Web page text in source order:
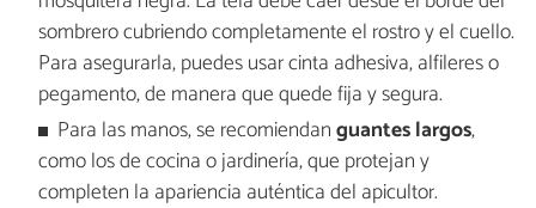
sombrero cubriendo completamente el rostro y el cuello.
Para asegurarla, puedes usar cinta adhesiva, alfileres o
pegamento, de manera que quede fija y segura.
Para las manos, se recomiendanguantes largos,
como los de cocina o jardinería, que protejan y
completen la apariencia auténtica del apicultor.